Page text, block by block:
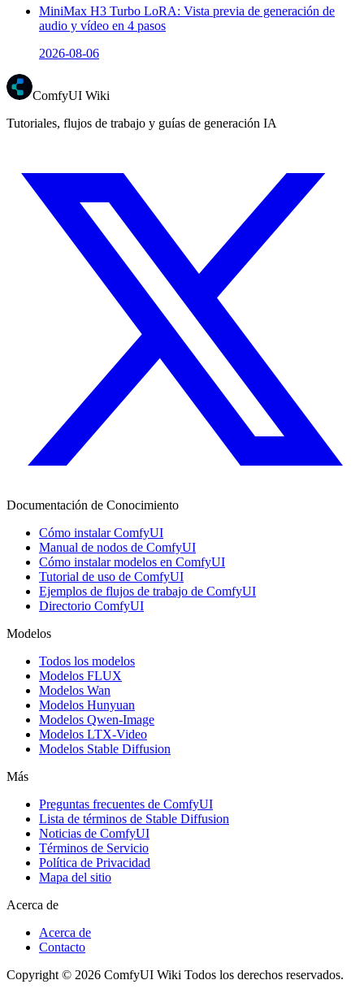
MiniMax H3 Turbo LoRA: Vista previa de generación de
audio y vídeo en 4 pasos
2026-08-06
ComfyUI Wiki
Tutoriales, flujos de trabajo y guías de generación IA
Documentación de Conocimiento
Cómo instalar ComfyUI
Manual de nodos de ComfyUI
Cómo instalar modelos en ComfyUI
Tutorial de uso de ComfyUI
Ejemplos de flujos de trabajo de ComfyUI
Directorio ComfyUI
Modelos
Todos los modelos
Modelos FLUX
Modelos Wan
Modelos Hunyuan
Modelos Qwen-Image
Modelos LTX-Video
Modelos Stable Diffusion
Más
Preguntas frecuentes de ComfyUI
Lista de términos de Stable Diffusion
Noticias de ComfyUI
Términos de Servicio
Política de Privacidad
Mapa del sitio
Acerca de
Acerca de
Contacto
Copyright © 2026 ComfyUI Wiki Todos los derechos reservados.